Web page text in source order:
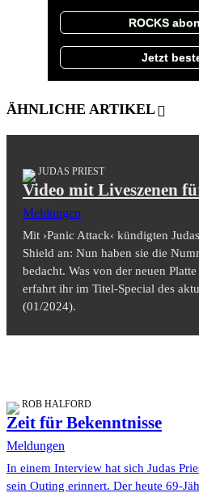
ROCKS
Jetzt
ÄHNLICHE ARTIKEL
JUDAS PRIEST
Video mit Liveszenen
Meldungen
Mit ›Panic Attack‹ kündigten
Shield an: Nun haben sie die
bedacht. Was von der neuen
erfahrt ihr im Titel-Special des
(01/2024).
ROB HALFORD
Zeit für Bekenntnisse
Meldungen
In einem Interview hat sich Judas
sein Outing erinnert. Der heute 69-